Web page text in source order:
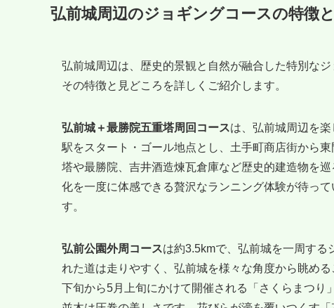
弘前城周辺のジョギングコースの特徴
弘前城周辺は、歴史的景観と自然が融合した特別な
その特徴と見どころを詳しくご紹介します。
弘前城＋最勝院五重塔周回コースは、弘前城周辺を
駅をスタート・ゴール地点とし、土手町商店街から
塔や最勝院、吉井酒造煉瓦倉庫など歴史的建造物を
化を一度に体感できる贅沢なランニング体験が待っ
す。
弘前公園外周コースは約3.5kmで、弘前城を一周する
れた道は走りやすく、弘前城を様々な角度から眺め
下旬から5月上旬にかけて開催される「さくらまつ